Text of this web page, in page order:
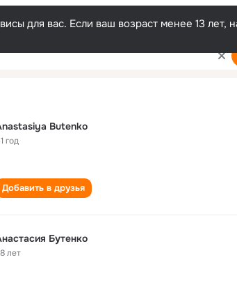
для вас. Если ваш возраст менее 13 лет,
Butenko
год
Добавить в друзья
Бутенко
лет